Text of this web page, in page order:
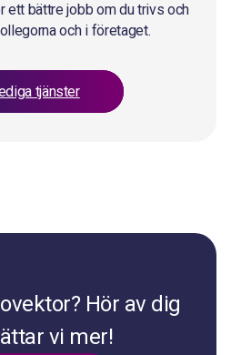
ett bättre jobb om du trivs och
och i företaget.
tjänster
Hör av dig
vi mer!